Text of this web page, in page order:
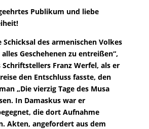
Publikum und liebe
Schicksal des armenischen Volkes
Geschehenen zu entreißen“,
Schriftstellers Franz Werfel, als er
den Entschluss fasste, den
„Die vierzig Tage des Musa
In Damaskus war er
die dort Aufnahme
Akten, angefordert aus dem